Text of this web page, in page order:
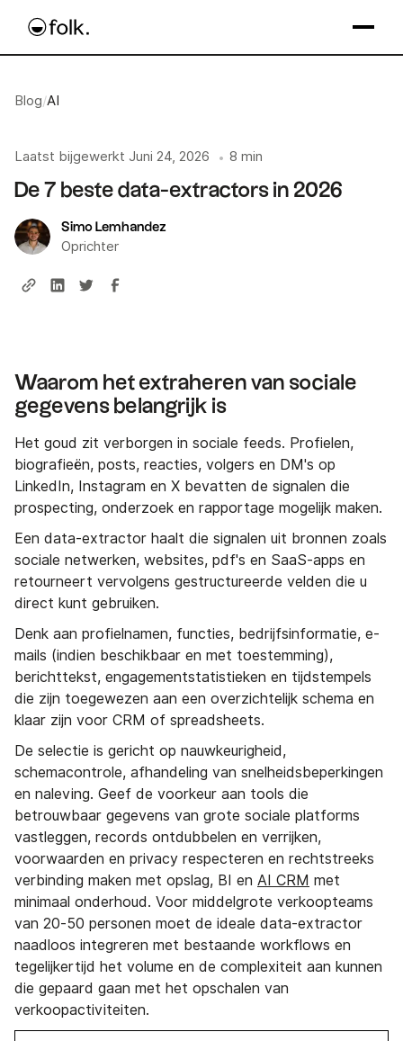
Blog/AI
Laatst bijgewerkt Juni 24, 2026 • 8 min
De 7 beste data-extractors in 2026
Simo Lemhandez
Oprichter
Waarom het extraheren van sociale
gegevens belangrijk is
Het goud zit verborgen in sociale feeds. Profielen,
biografieën, posts, reacties, volgers en DM's op
LinkedIn, Instagram en X bevatten de signalen die
prospecting, onderzoek en rapportage mogelijk maken.
Een data-extractor haalt die signalen uit bronnen zoals
sociale netwerken, websites, pdf's en SaaS-apps en
retourneert vervolgens gestructureerde velden die u
direct kunt gebruiken.
Denk aan profielnamen, functies, bedrijfsinformatie, e-
mails (indien beschikbaar en met toestemming),
berichttekst, engagementstatistieken en tijdstempels
die zijn toegewezen aan een overzichtelijk schema en
klaar zijn voor CRM of spreadsheets.
De selectie is gericht op nauwkeurigheid,
schemacontrole, afhandeling van snelheidsbeperkingen
en naleving. Geef de voorkeur aan tools die
betrouwbaar gegevens van grote sociale platforms
vastleggen, records ontdubbelen en verrijken,
voorwaarden en privacy respecteren en rechtstreeks
verbinding maken met opslag, BI en AI CRM met
minimaal onderhoud. Voor middelgrote verkoopteams
van 20-50 personen moet de ideale data-extractor
naadloos integreren met bestaande workflows en
tegelijkertijd het volume en de complexiteit aan kunnen
die gepaard gaan met het opschalen van
verkoopactiviteiten.